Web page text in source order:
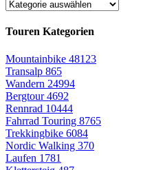
Touren Kategorien
Mountainbike 48123
Transalp 865
Wandern 24994
Bergtour4692
Rennrad 10444
Fahrrad Touring 8765
Trekkingbike 6084
Nordic Walking 370
Laufen 1781